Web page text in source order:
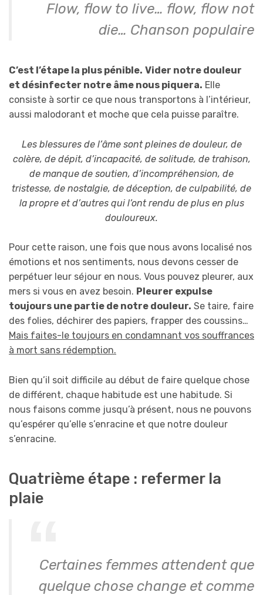
Flow, flow to live… flow, flow not
die… Chanson populaire
C’est l’étape la plus pénible. Vider notre douleur
et désinfecter notre âme nous piquera. Elle
consiste à sortir ce que nous transportons à l’intérieur,
aussi malodorant et moche que cela puisse paraître.
Les blessures de l’âme sont pleines de douleur, de
colère, de dépit, d’incapacité, de solitude, de trahison,
de manque de soutien, d’incompréhension, de
tristesse, de nostalgie, de déception, de culpabilité, de
la propre et d’autres qui l’ont rendu de plus en plus
douloureux.
Pour cette raison, une fois que nous avons localisé nos
émotions et nos sentiments, nous devons cesser de
perpétuer leur séjour en nous. Vous pouvez pleurer, aux
mers si vous en avez besoin. Pleurer expulse
toujours une partie de notre douleur. Se taire, faire
des folies, déchirer des papiers, frapper des coussins…
Mais faites-le toujours en condamnant vos souffrances
à mort sans rédemption.
Bien qu’il soit difficile au début de faire quelque chose
de différent, chaque habitude est une habitude. Si
nous faisons comme jusqu’à présent, nous ne pouvons
qu’espérer qu’elle s’enracine et que notre douleur
s’enracine.
Quatrième étape : refermer la
plaie
Certaines femmes attendent que
quelque chose change et comme